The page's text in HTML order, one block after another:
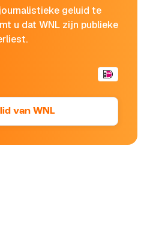
geluid te
u dat WNL zijn publieke
van WNL